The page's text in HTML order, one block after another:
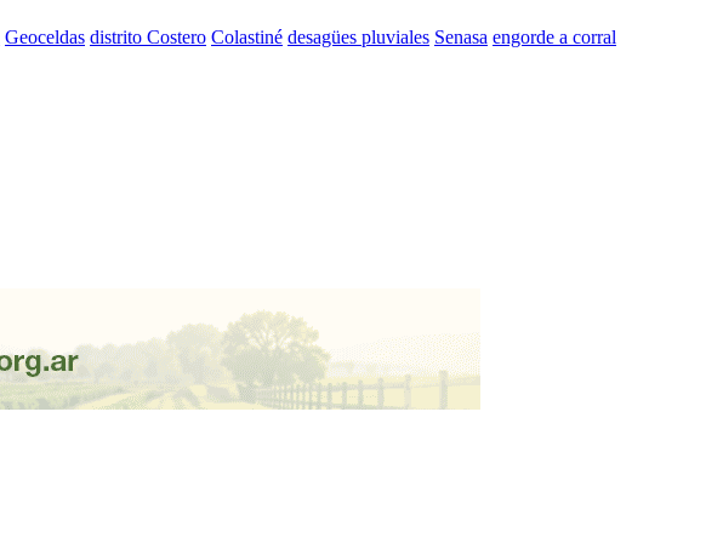
Geoceldas distrito Costero Colastiné desagües pluviales Senasa engorde a corral